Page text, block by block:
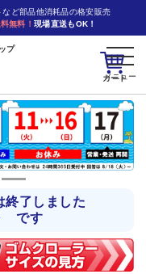
カート
ど部品他消耗品の格安販売
無料！ 現場直送もOK！
プ
終了しました
です